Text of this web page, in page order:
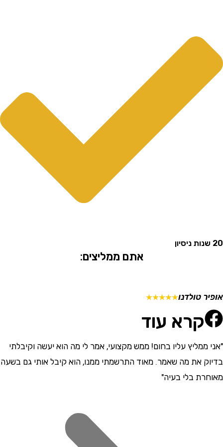
אתם ממליצים:
טולדנו☆
☆
☆
☆
☆
קרא עוד
עליו בחום! ממש מקצועי, אמר לי מה הוא יעשה וקיבלתי
את מה שאמר. מאוד התרשמתי ממנו, הוא קיבל אותי גם בשעה
בלי בעיה"